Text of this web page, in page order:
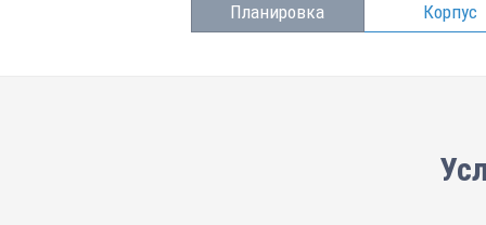
Планировка Корпус